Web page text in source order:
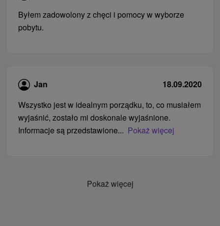
Byłem zadowolony z chęci i pomocy w wyborze
pobytu.
Jan
18.09.2020
Wszystko jest w idealnym porządku, to, co musiałem
wyjaśnić, zostało mi doskonale wyjaśnione.
Informacje są przedstawione... Pokaż więcej
Pokaż więcej